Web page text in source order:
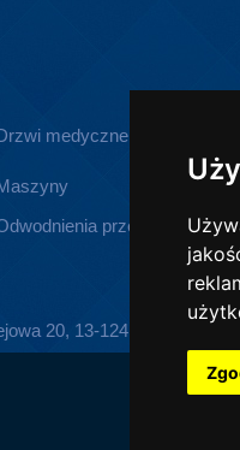
medyczne
przemysłowe
20, 13-124 Kozłowo |